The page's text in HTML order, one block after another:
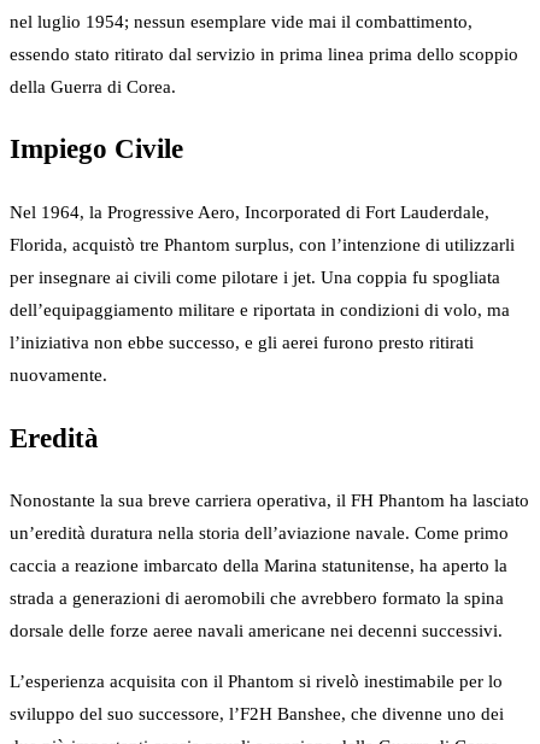
nel luglio 1954; nessun esemplare vide mai il combattimento,
essendo stato ritirato dal servizio in prima linea prima dello scoppio
della Guerra di Corea.
Impiego Civile
Nel 1964, la Progressive Aero, Incorporated di Fort Lauderdale,
Florida, acquistò tre Phantom surplus, con l’intenzione di utilizzarli
per insegnare ai civili come pilotare i jet. Una coppia fu spogliata
dell’equipaggiamento militare e riportata in condizioni di volo, ma
l’iniziativa non ebbe successo, e gli aerei furono presto ritirati
nuovamente.
Eredità
Nonostante la sua breve carriera operativa, il FH Phantom ha lasciato
un’eredità duratura nella storia dell’aviazione navale. Come primo
caccia a reazione imbarcato della Marina statunitense, ha aperto la
strada a generazioni di aeromobili che avrebbero formato la spina
dorsale delle forze aeree navali americane nei decenni successivi.
L’esperienza acquisita con il Phantom si rivelò inestimabile per lo
sviluppo del suo successore, l’F2H Banshee, che divenne uno dei